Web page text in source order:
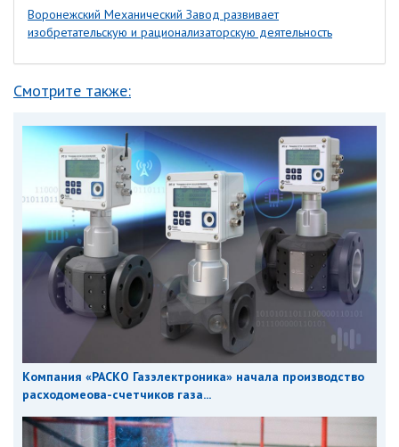
Воронежский Механический Завод развивает
изобретательскую и рационализаторскую деятельность
Смотрите также:
Компания «РАСКО Газэлектроника» начала производство
расходомеова-счетчиков газа...